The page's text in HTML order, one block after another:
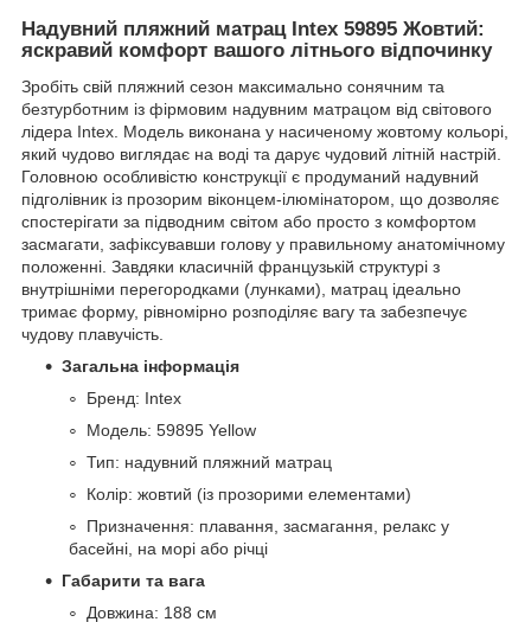
Надувний пляжний матрац Intex 59895 Жовтий:
яскравий комфорт вашого літнього відпочинку
Зробіть свій пляжний сезон максимально сонячним та
безтурботним із фірмовим надувним матрацом від світового
лідера Intex. Модель виконана у насиченому жовтому кольорі,
який чудово виглядає на воді та дарує чудовий літній настрій.
Головною особливістю конструкції є продуманий надувний
підголівник із прозорим віконцем-ілюмінатором, що дозволяє
спостерігати за підводним світом або просто з комфортом
засмагати, зафіксувавши голову у правильному анатомічному
положенні. Завдяки класичній французькій структурі з
внутрішніми перегородками (лунками), матрац ідеально
тримає форму, рівномірно розподіляє вагу та забезпечує
чудову плавучість.
Загальна інформація
Бренд: Intex
Модель: 59895 Yellow
Тип: надувний пляжний матрац
Колір: жовтий (із прозорими елементами)
Призначення: плавання, засмагання, релакс у
басейні, на морі або річці
Габарити та вага
Довжина: 188 см